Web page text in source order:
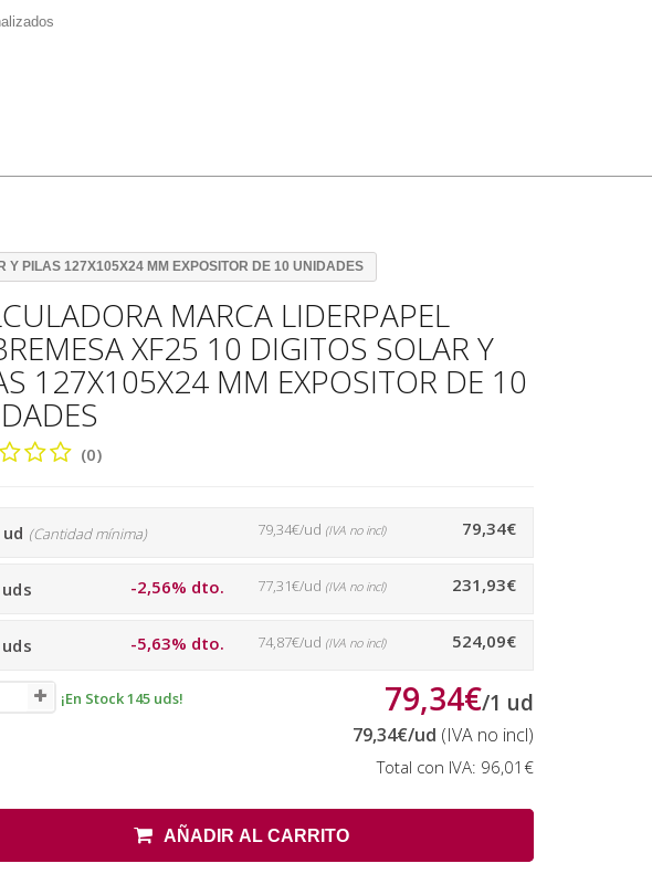
PILAS 127X105X24 MM EXPOSITOR DE 10 UNIDADES
MARCA LIDERPAPEL
XF25 10 DIGITOS SOLAR Y
127X105X24 MM EXPOSITOR DE 10
(0)
(Cantidad mínima) 79,34€
79,34€/ud (IVA no incl)
-2,56% dto. 231,93€
77,31€/ud (IVA no incl)
-5,63% dto. 524,09€
74,87€/ud (IVA no incl)
¡En Stock 145 uds! 79,34€/1 ud
79,34€/ud (IVA no incl)
Total con IVA: 96,01€
AÑADIR AL CARRITO